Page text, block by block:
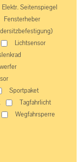
Elektr. Seitenspiegel
Fensterheber
Lichtsensor
Sportpaket
Tagfahrlicht
Wegfahrsperre